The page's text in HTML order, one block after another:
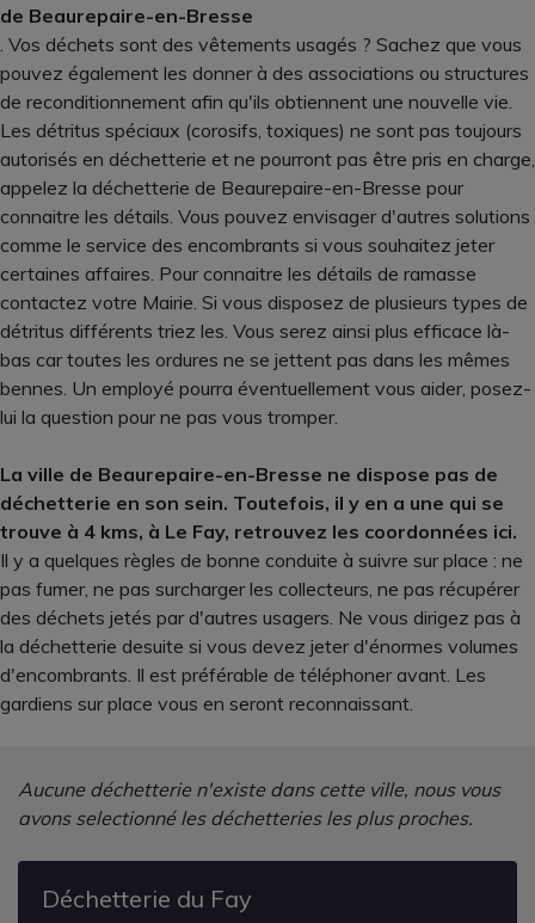
de Beaurepaire-en-Bresse
. Vos déchets sont des vêtements usagés ? Sachez que vous
pouvez également les donner à des associations ou structures
de reconditionnement afin qu'ils obtiennent une nouvelle vie.
Les détritus spéciaux (corosifs, toxiques) ne sont pas toujours
autorisés en déchetterie et ne pourront pas être pris en charge,
appelez la déchetterie de Beaurepaire-en-Bresse pour
connaitre les détails. Vous pouvez envisager d'autres solutions
comme le service des encombrants si vous souhaitez jeter
certaines affaires. Pour connaitre les détails de ramasse
contactez votre Mairie. Si vous disposez de plusieurs types de
détritus différents triez les. Vous serez ainsi plus efficace là-
bas car toutes les ordures ne se jettent pas dans les mêmes
bennes. Un employé pourra éventuellement vous aider, posez-
lui la question pour ne pas vous tromper.
La ville de Beaurepaire-en-Bresse ne dispose pas de
déchetterie en son sein. Toutefois, il y en a une qui se
trouve à 4 kms, à Le Fay, retrouvez les coordonnées ici.
Il y a quelques règles de bonne conduite à suivre sur place : ne
pas fumer, ne pas surcharger les collecteurs, ne pas récupérer
des déchets jetés par d'autres usagers. Ne vous dirigez pas à
la déchetterie desuite si vous devez jeter d'énormes volumes
d'encombrants. Il est préférable de téléphoner avant. Les
gardiens sur place vous en seront reconnaissant.
Aucune déchetterie n'existe dans cette ville, nous vous
avons selectionné les déchetteries les plus proches.
Déchetterie du Fay